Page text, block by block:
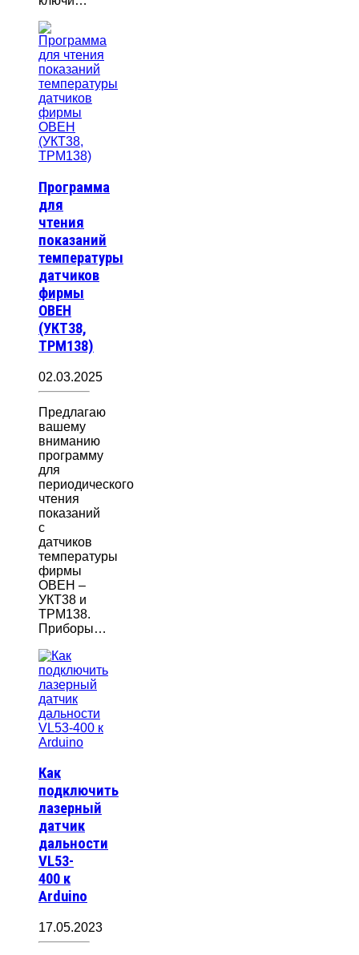
Программа
для
чтения
показаний
температуры
датчиков
фирмы
ОВЕН
(УКТ38,
ТРМ138)
02.03.2025
Предлагаю
вашему
вниманию
программу
для
периодического
чтения
показаний
с
датчиков
температуры
фирмы
ОВЕН –
УКТ38 и
ТРМ138.
Приборы…
Как
подключить
лазерный
датчик
дальности
VL53-
400 к
Arduino
17.05.2023